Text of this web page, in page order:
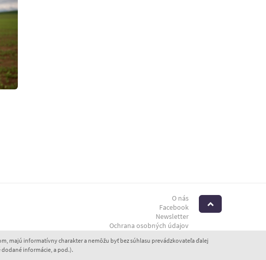
O nás
Facebook
Newsletter
Ochrana osobných údajov
majú informatívny charakter a nemôžu byť bez súhlasu prevádzkovateľa ďalej
informácie, a pod.).